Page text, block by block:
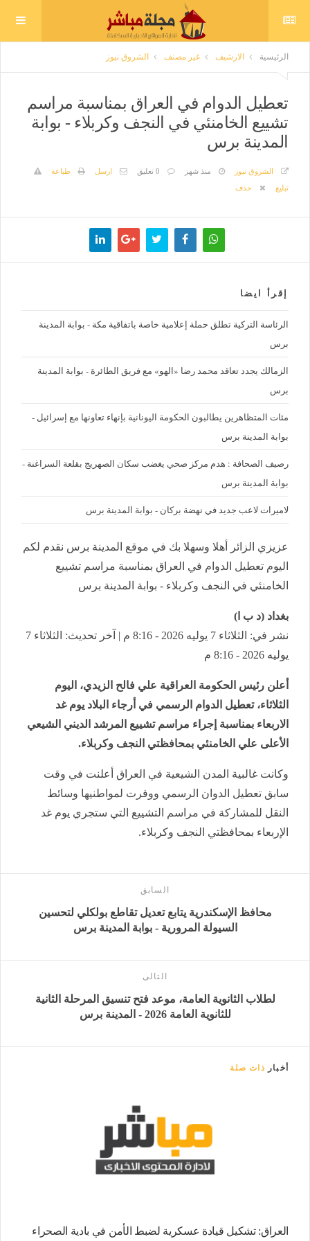
الرئيسية الارشيف غير مصنف الشروق نيوز
تعطيل الدوام في العراق بمناسبة مراسم
تشييع الخامنئي في النجف وكربلاء - بوابة
المدينة برس
الشروق نيوز منذ شهر 0 تعليق ارسل
طباعة
تبليغ
حذف
إقرأ ايضا
الرئاسة التركية تطلق حملة إعلامية خاصة باتفاقية مكة - بوابة المدينة
برس
الزمالك يجدد تعاقد محمد رضا «الهو» مع فريق الطائرة - بوابة المدينة
برس
مئات المتظاهرين يطالبون الحكومة اليونانية بإنهاء تعاونها مع إسرائيل -
بوابة المدينة برس
رصيف الصحافة : هدم مركز صحي يغضب سكان الصهريج بقلعة السراغنة -
بوابة المدينة برس
لاميرات لاعب جديد في نهضة بركان - بوابة المدينة برس
عزيزي الزائر أهلا وسهلا بك في موقع المدينة برس نقدم لكم
اليوم تعطيل الدوام في العراق بمناسبة مراسم تشييع
الخامنئي في النجف وكربلاء - بوابة المدينة برس
بغداد (د ب ا)
نشر في: الثلاثاء 7 يوليه 2026 - 8:16 م | آخر تحديث: الثلاثاء 7
يوليه 2026 - 8:16 م
أعلن رئيس الحكومة العراقية علي فالح الزيدي، اليوم
الثلاثاء، تعطيل الدوام الرسمي في أرجاء البلاد يوم غد
الاربعاء بمناسبة إجراء مراسم تشييع المرشد الديني الشيعي
الأعلى علي الخامنئي بمحافظتي النجف وكربلاء.
وكانت غالبية المدن الشيعية في العراق أعلنت في وقت
سابق تعطيل الدوان الرسمي ووفرت لمواطنيها وسائط
النقل للمشاركة في مراسم التشييع التي ستجري يوم غد
الإربعاء بمحافظتي النجف وكربلاء.
السابق
محافظ الإسكندرية يتابع تعديل تقاطع بولكلي لتحسين
السيولة المرورية - بوابة المدينة برس
التالى
لطلاب الثانوية العامة، موعد فتح تنسيق المرحلة الثانية
للثانوية العامة 2026 - المدينة برس
أخبار ذات صلة
العراق: تشكيل قيادة عسكرية لضبط الأمن في بادية الصحراء